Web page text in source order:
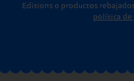
Editions o productos
política de